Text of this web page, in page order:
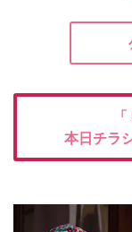
「
本日チラ